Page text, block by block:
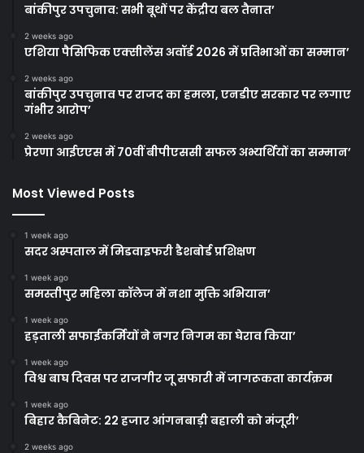
बांकीपुर उपचुनाव: सभी बूथों पर केंद्रीय बल तैनात’
2 weeks ago
एशिया पैसिफिक एक्सीलेंस अवॉर्ड 2026 में प्रतिभाओं का सम्मान’
2 weeks ago
बांकीपुर उपचुनाव पर राजद का हमला, एनडीए सरकार पर लगाए
गंभीर आरोप’
2 weeks ago
प्रेरणा आईएएस में 70वीं बीपीएससी सफल अभ्यर्थियों का सम्मान’
Most Viewed Posts
1 week ago
सदर अस्पताल में मिडवाइफरी डैशबोर्ड प्रशिक्षण
1 week ago
समस्तीपुर महिला कॉलेज में नशा मुक्ति अभियान’
1 week ago
हड़ताली सफाईकर्मियों ने नगर निगम का घेराव किया’
1 week ago
विश्व बाघ दिवस पर राजगीर जू सफारी में जागरूकता कार्यक्रम
1 week ago
बिहार कैबिनेट: 22 हजार आंगनबाड़ी बहाली को मंजूरी’
2 weeks ago